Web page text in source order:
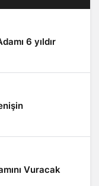
6 yıldır
Vuracak